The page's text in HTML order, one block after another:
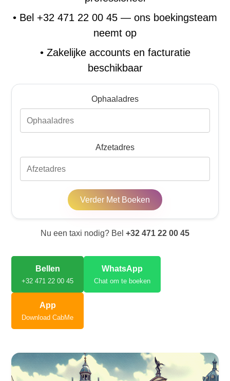
• Bel +32 471 22 00 45 — ons boekingsteam
neemt op
• Zakelijke accounts en facturatie
beschikbaar
Ophaaladres
Afzetadres
Verder Met Boeken
Nu een taxi nodig? Bel +32 471 22 00 45
Bellen
+32 471 22 00 45
WhatsApp
Chat om te boeken
App
Download CabMe